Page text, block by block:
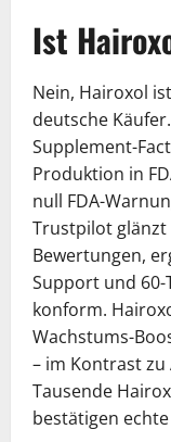
Ist
Nein, Hairoxol
deutsche
Supplement-
Produktion in
null FDA-
Trustpilot glänzt
Bewertungen,
Support und 60-
konform.
Wachstums-
– im Kontrast zu
Tausende
bestätigen